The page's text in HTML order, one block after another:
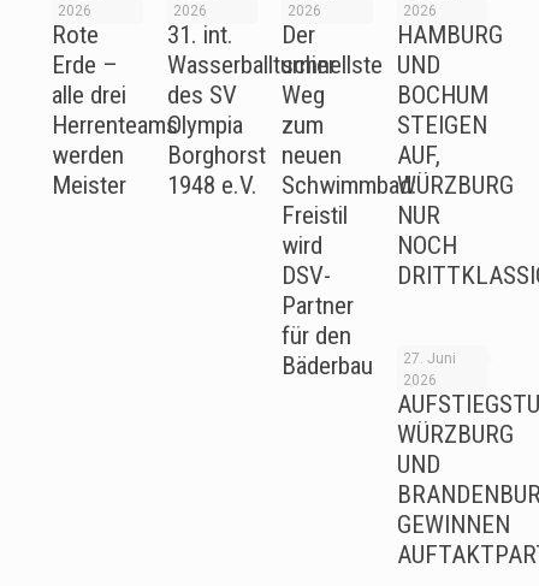
2026
Rote
Erde –
alle drei
Herrenteams
werden
Meister
2026
31. int.
Wasserballturnier
des SV
Olympia
Borghorst
1948 e.V.
2026
Der
schnellste
Weg
zum
neuen
Schwimmbad:
Freistil
wird
DSV-
Partner
für den
Bäderbau
2026
HAMBURG
UND
BOCHUM
STEIGEN
AUF,
WÜRZBURG
NUR
NOCH
27. Juni
2026
WÜRZBURG
UND
GEWINNEN